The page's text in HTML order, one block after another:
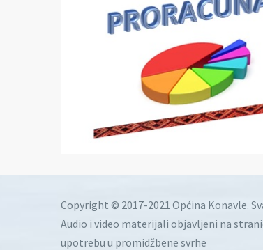
Copyright © 2017-2021 Općina Konavle.
Audio i video materijali objavljeni na
upotrebu u promidžbene svrhe